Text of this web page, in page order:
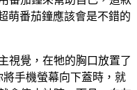
萌番茄鐘應該會是不錯的
視覺，在牠的胸口放置了
手機螢幕向下蓋時，就